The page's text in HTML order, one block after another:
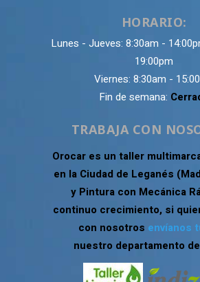
HORARIO:
Lunes - Jueves: 8:30am -
19:00pm
Viernes: 8:30am -
Fin de semana:
TRABAJA CON
Orocar es un taller
en la Ciudad de Leganés
y Pintura con Mecánica
continuo crecimiento, si
con nosotros envíanos
nuestro departamento de